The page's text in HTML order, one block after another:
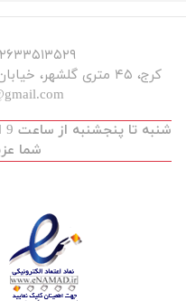
۰۲۶۳۳۵۱۳۵۲۹ -
کرج، ۴۵ متری گلشهر، خیابان کوکب شرقی، عکس و فیلم مکث
شما